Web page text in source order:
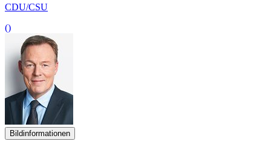
CDU/CSU
()
Bildinformationen